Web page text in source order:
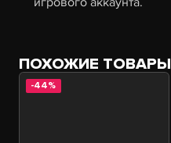
ПОХОЖИЕ ТОВАРЫ
-44%